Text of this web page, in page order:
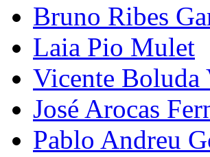
Bruno Ribes
Laia Pio Mulet
Vicente Boluda
José Arocas
Pablo Andreu